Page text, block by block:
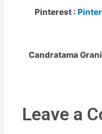
Pinterest :
Candratama
Leave a